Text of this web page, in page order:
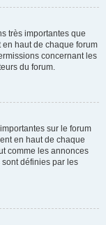
très importantes que
haut de chaque forum
concernant les
du forum.
sur le forum
en haut de chaque
comme les annonces
définies par les